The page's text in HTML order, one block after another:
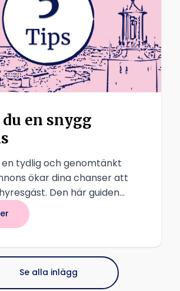
du en snygg
tydlig och genomtänkt
ökar dina chanser att
Den här guiden
dig som är privat hyresvärd
ut till studenter via
och attraktivt sätt.
Se alla inlägg